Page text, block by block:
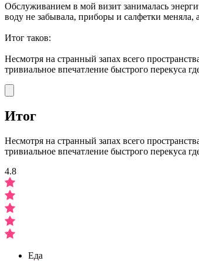
Обслуживанием в мой визит занималась
воду не забывала, приборы и салфетки меняла,
Итог таков:
Несмотря на странный запах всего
тривиальное впечатление быстрого перекуса
Итог
Несмотря на странный запах всего
тривиальное впечатление быстрого перекуса
4.8
Еда